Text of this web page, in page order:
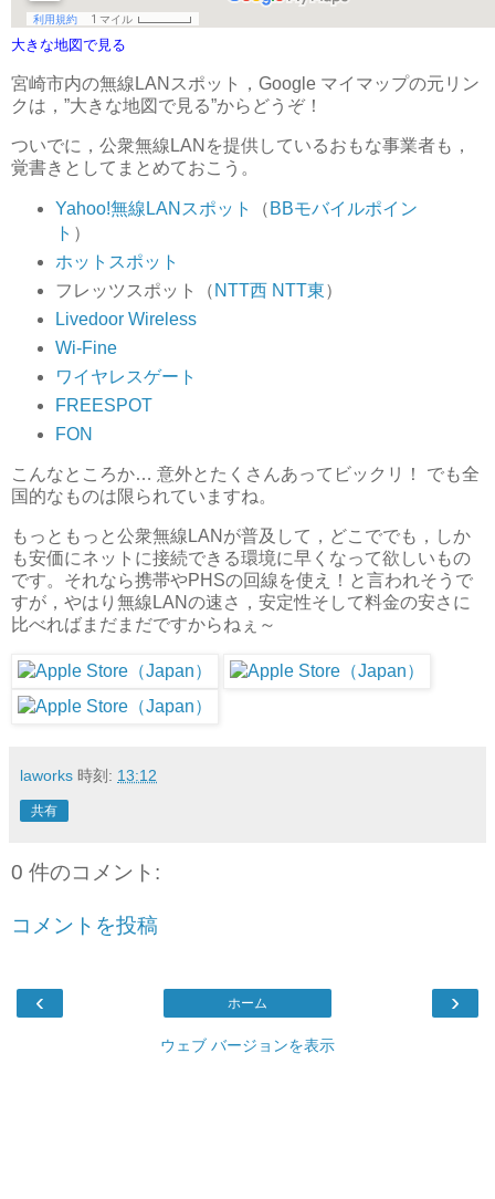
大きな地図で見る
宮崎市内の無線LANスポット，Google マイマップの元リン
クは，”大きな地図で見る”からどうぞ！
ついでに，公衆無線LANを提供しているおもな事業者も，
覚書きとしてまとめておこう。
Yahoo!無線LANスポット （ BBモバイルポイン
ト ）
ホットスポット
フレッツスポット（ NTT西 NTT東）
Livedoor Wireless
Wi-Fine
ワイヤレスゲート
FREESPOT
FON
こんなところか… 意外とたくさんあってビックリ！ でも全
国的なものは限られていますね。
もっともっと公衆無線LANが普及して，どこででも，しか
も安価にネットに接続できる環境に早くなって欲しいもの
です。それなら携帯やPHSの回線を使え！と言われそうで
すが，やはり無線LANの速さ，安定性そして料金の安さに
比べればまだまだですからねぇ～
laworks 時刻: 13:12
共有
0 件のコメント:
コメントを投稿
‹ ›
ホーム
ウェブ バージョンを表示